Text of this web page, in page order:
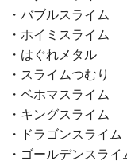
・バブルスライム
・ホイミスライム
・はぐれメタル
・スライムつむり
・ベホマスライム
・キングスライム
・ドラゴンスライム
・ゴールデンスライ